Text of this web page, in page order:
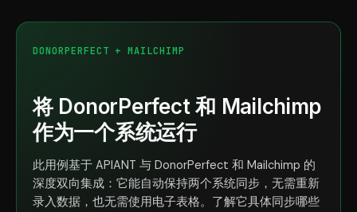
DONORPERFECT + MAILCHIMP
将 DonorPerfect 和 Mailchimp
作为一个系统运行
此用例基于 APIANT 与 DonorPerfect 和 Mailchimp 的
深度双向集成：它能自动保持两个系统同步，无需重新
录入数据，也无需使用电子表格。了解它具体同步哪些